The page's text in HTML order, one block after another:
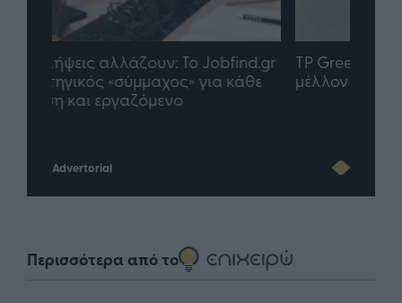
TP Greece: Πώς διαμορφώνεται το
μέλλον του Insurance στην εποχή του AI
Advertorial
Περισσότερα από το